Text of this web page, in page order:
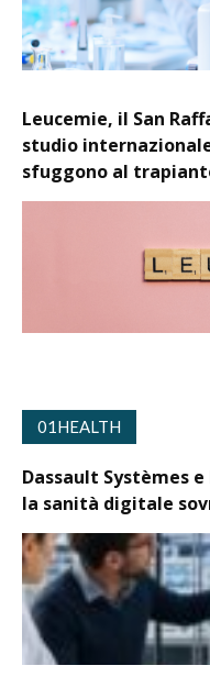
Leucemie, il San
studio
sfuggono al
01HEALTH
Dassault Systèmes
la sanità digitale